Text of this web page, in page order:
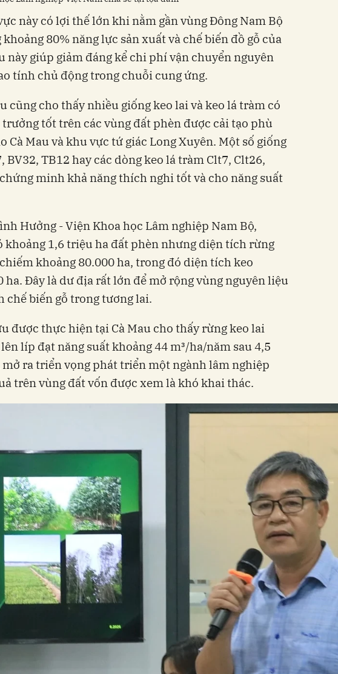
này có lợi thế lớn khi nằm gần vùng Đông Nam Bộ
80% năng lực sản xuất và chế biến đồ gỗ của
này giúp giảm đáng kể chi phí vận chuyển nguyên
tính chủ động trong chuỗi cung ứng.
cũng cho thấy nhiều giống keo lai và keo lá tràm có
tốt trên các vùng đất phèn được cải tạo phù
Cà Mau và khu vực tứ giác Long Xuyên. Một số giống
BV32, TB12 hay các dòng keo lá tràm Clt7, Clt26,
minh khả năng thích nghi tốt và cho năng suất
Hưởng - Viện Khoa học Lâm nghiệp Nam Bộ,
khoảng 1,6 triệu ha đất phèn nhưng diện tích rừng
khoảng 80.000 ha, trong đó diện tích keo
ha. Đây là dư địa rất lớn để mở rộng vùng nguyên liệu
chế biến gỗ trong tương lai.
được thực hiện tại Cà Mau cho thấy rừng keo lai
líp đạt năng suất khoảng 44 m³/ha/năm sau 4,5
mở ra triển vọng phát triển một ngành lâm nghiệp
trên vùng đất vốn được xem là khó khai thác.